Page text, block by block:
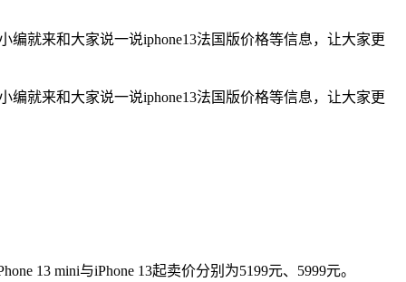
就来和大家说一说iphone13法国版价格等信息，让大家更
就来和大家说一说iphone13法国版价格等信息，让大家更
13 mini与iPhone 13起卖价分别为5199元、5999元。